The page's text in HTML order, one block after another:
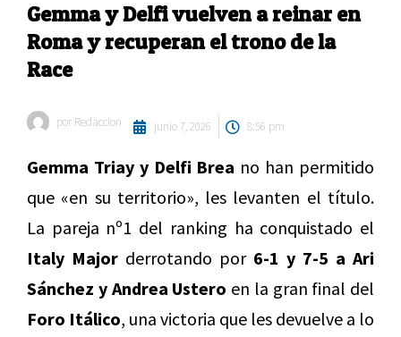
Gemma y Delfi vuelven a reinar en
Roma y recuperan el trono de la
Race
por Redaccion junio 7, 2026 8:56 pm
Gemma Triay y Delfi Brea no han permitido
que «en su territorio», les levanten el título.
La pareja nº1 del ranking ha conquistado el
Italy Major derrotando por6-1 y 7-5 a Ari
Sánchez y Andrea Ustero en la gran final del
Foro Itálico, una victoria que les devuelve a lo